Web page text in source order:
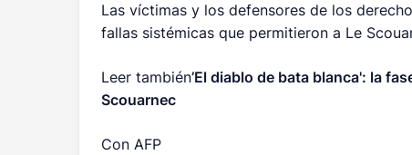
Las víctimas y los defensores de los
fallas sistémicas que permitieron a Le
Leer también’El diablo de bata blanca': la
Scouarnec
Con AFP